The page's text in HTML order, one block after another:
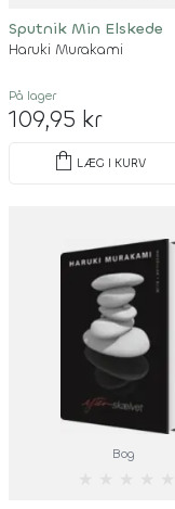
Sputnik Min Elskede
Haruki Murakami
På lager
109,95 kr
shopping_bag LÆG I KURV
Bog